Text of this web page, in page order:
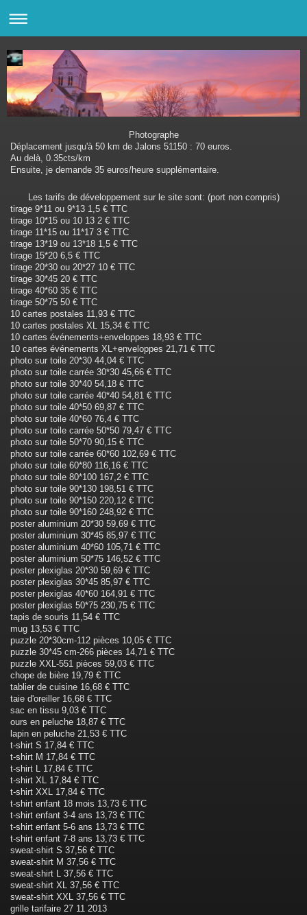
Photographe
Déplacement jusqu'à 50 km de Jalons 51150 : 70 euros.
Au delà, 0.35cts/km
Ensuite, je demande 35 euros/heure supplémentaire.
Les tarifs de développement sur le site sont: (port non compris)
tirage 9*11 ou 9*13 1,5 € TTC
tirage 10*15 ou 10 13 2 € TTC
tirage 11*15 ou 11*17 3 € TTC
tirage 13*19 ou 13*18 1,5 € TTC
tirage 15*20 6,5 € TTC
tirage 20*30 ou 20*27 10 € TTC
tirage 30*45 20 € TTC
tirage 40*60 35 € TTC
tirage 50*75 50 € TTC
10 cartes postales 11,93 € TTC
10 cartes postales XL 15,34 € TTC
10 cartes événements+enveloppes 18,93 € TTC
10 cartes événements XL+enveloppes 21,71 € TTC
photo sur toile 20*30 44,04 € TTC
photo sur toile carrée 30*30 45,66 € TTC
photo sur toile 30*40 54,18 € TTC
photo sur toile carrée 40*40 54,81 € TTC
photo sur toile 40*50 69,87 € TTC
photo sur toile 40*60 76,4 € TTC
photo sur toile carrée 50*50 79,47 € TTC
photo sur toile 50*70 90,15 € TTC
photo sur toile carrée 60*60 102,69 € TTC
photo sur toile 60*80 116,16 € TTC
photo sur toile 80*100 167,2 € TTC
photo sur toile 90*130 198,51 € TTC
photo sur toile 90*150 220,12 € TTC
photo sur toile 90*160 248,92 € TTC
poster aluminium 20*30 59,69 € TTC
poster aluminium 30*45 85,97 € TTC
poster aluminium 40*60 105,71 € TTC
poster aluminium 50*75 146,52 € TTC
poster plexiglas 20*30 59,69 € TTC
poster plexiglas 30*45 85,97 € TTC
poster plexiglas 40*60 164,91 € TTC
poster plexiglas 50*75 230,75 € TTC
tapis de souris 11,54 € TTC
mug 13,53 € TTC
puzzle 20*30cm‐112 pièces 10,05 € TTC
puzzle 30*45 cm‐266 pièces 14,71 € TTC
puzzle XXL‐551 pièces 59,03 € TTC
chope de bière 19,79 € TTC
tablier de cuisine 16,68 € TTC
taie d'oreiller 16,68 € TTC
sac en tissu 9,03 € TTC
ours en peluche 18,87 € TTC
lapin en peluche 21,53 € TTC
t‐shirt S 17,84 € TTC
t‐shirt M 17,84 € TTC
t‐shirt L 17,84 € TTC
t‐shirt XL 17,84 € TTC
t‐shirt XXL 17,84 € TTC
t‐shirt enfant 18 mois 13,73 € TTC
t‐shirt enfant 3‐4 ans 13,73 € TTC
t‐shirt enfant 5‐6 ans 13,73 € TTC
t‐shirt enfant 7‐8 ans 13,73 € TTC
sweat‐shirt S 37,56 € TTC
sweat‐shirt M 37,56 € TTC
sweat‐shirt L 37,56 € TTC
sweat‐shirt XL 37,56 € TTC
sweat‐shirt XXL 37,56 € TTC
grille tarifaire 27 11 2013